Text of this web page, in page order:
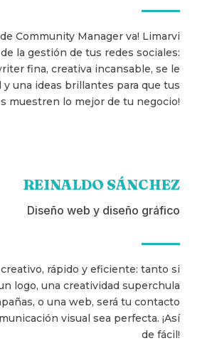
de Community Manager va! Limarvi
la gestión de tus redes sociales:
fina, creativa incansable, se le
una ideas brillantes para que tus
muestren lo mejor de tu negocio!
REINALDO SÁNCHEZ
Diseño web y diseño gráfico
rápido y eficiente: tanto si
logo, una creatividad superchula
o una web, será tu contacto
visual sea perfecta. ¡Así
de fácil!